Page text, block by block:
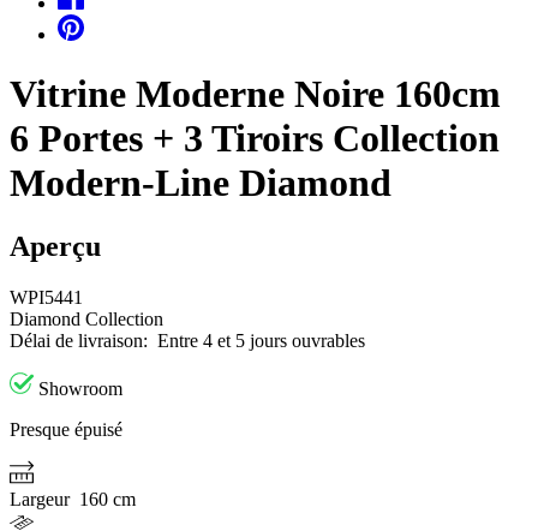
Vitrine Moderne Noire 160cm
6 Portes + 3 Tiroirs Collection
Modern-Line Diamond
Aperçu
WPI5441
Diamond Collection
Délai de livraison: Entre 4 et 5 jours ouvrables
Showroom
Presque épuisé
Largeur 160 cm